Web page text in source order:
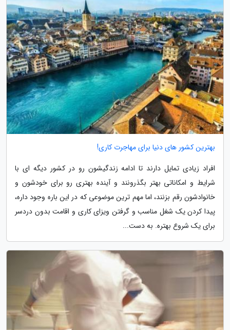
بهترین کشور های دنیا برای مهاجرت کاری!
افراد زیادی تمایل دارند تا ادامه زندگیشون رو در کشور دیگه ای با
شرایط و امکاناتی بهتر بگذرونند و آینده بهتری رو برای خودشون و
خانوادشون رقم بزنند، اما مهم ترین موضوعی که در این باره وجود داره،
پیدا کردن یک شغل مناسب و گرفتن ویزای کاری و اقامت بدون دردسر
برای یک شروع بهتره. به دست...